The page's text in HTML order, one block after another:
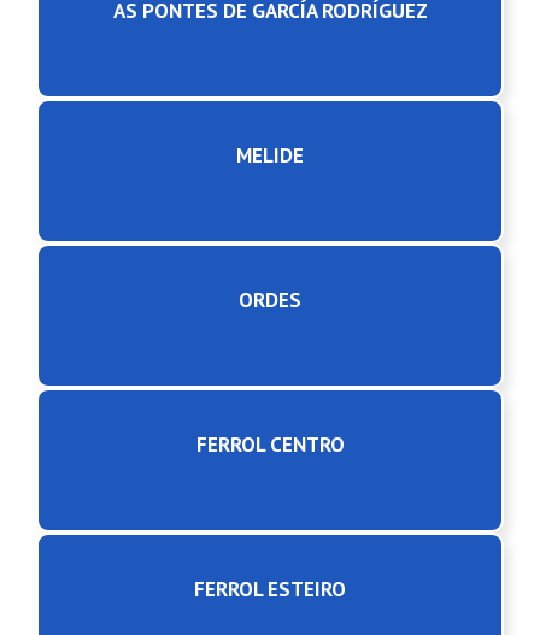
AS PONTES DE GARCÍA RODRÍGUEZ
MELIDE
ORDES
FERROL CENTRO
FERROL ESTEIRO